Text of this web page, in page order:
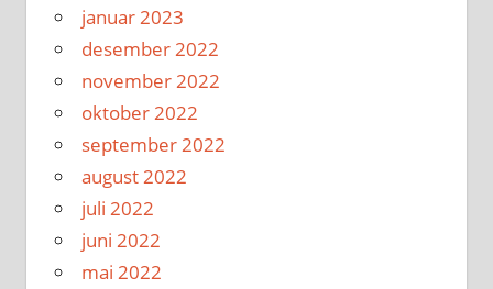
januar 2023
desember 2022
november 2022
oktober 2022
september 2022
august 2022
juli 2022
juni 2022
mai 2022